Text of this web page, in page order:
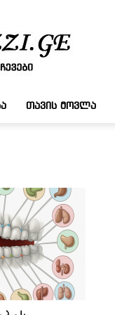
ᲗᲐᲕᲘᲡ ᲛᲝᲕᲚᲐ